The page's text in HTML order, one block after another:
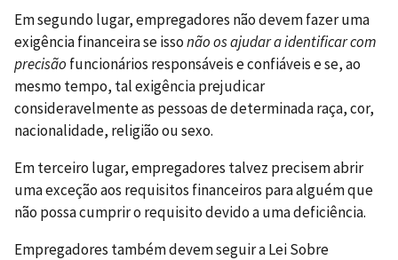
Em segundo lugar, empregadores não devem fazer uma
exigência financeira se issonão os ajudar a identificar com
precisão funcionários responsáveis e confiáveis e se, ao
mesmo tempo, tal exigência prejudicar
consideravelmente as pessoas de determinada raça, cor,
nacionalidade, religião ou sexo.
Em terceiro lugar, empregadores talvez precisem abrir
uma exceção aos requisitos financeiros para alguém que
não possa cumprir o requisito devido a uma deficiência.
Empregadores também devem seguir a Lei Sobre